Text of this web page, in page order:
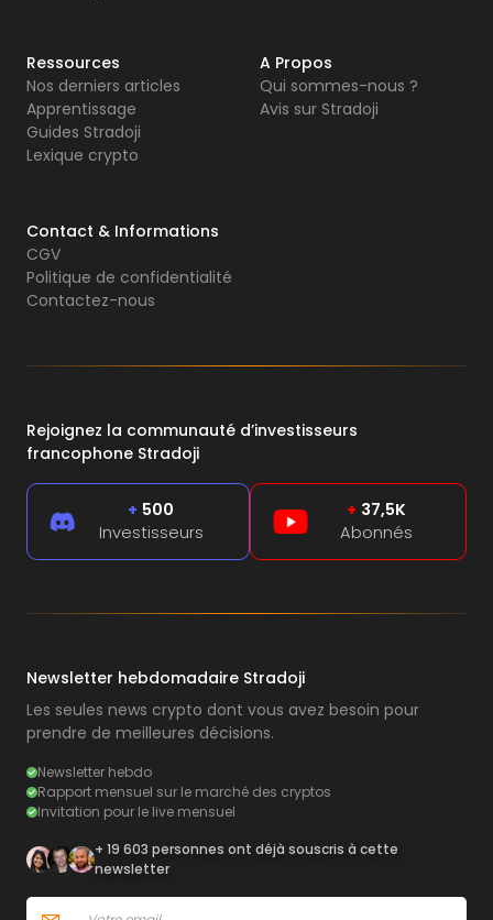
Ressources
Nos derniers articles
Apprentissage
Guides Stradoji
Lexique crypto
A Propos
Qui sommes-nous ?
Avis sur Stradoji
Contact & Informations
CGV
Politique de confidentialité
Contactez-nous
Rejoignez la communauté d’investisseurs
francophone Stradoji
+ 500
Investisseurs
+ 37,5K
Abonnés
Newsletter hebdomadaire Stradoji
Les seules news crypto dont vous avez besoin pour
prendre de meilleures décisions.
Newsletter hebdo
Rapport mensuel sur le marché des cryptos
Invitation pour le live mensuel
+ 19 603 personnes ont déjà souscris à cette
newsletter